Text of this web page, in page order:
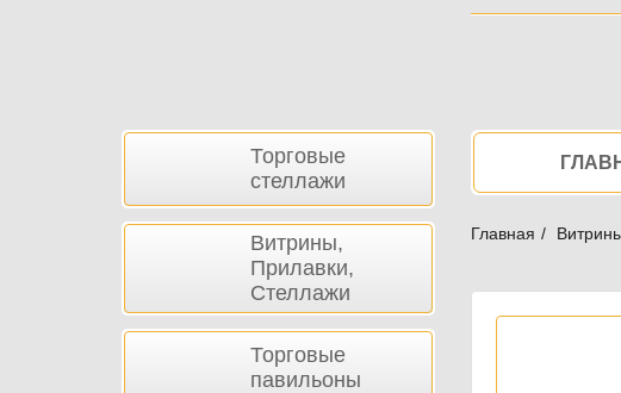
Навигация
Главная
Боковая Торговые
стеллажи
Витрины,
Прилавки,
Стеллажи
Торговые
павильоны